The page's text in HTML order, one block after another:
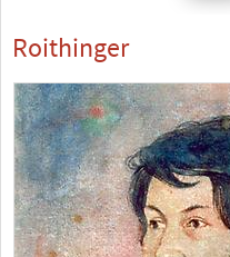
Roithinger